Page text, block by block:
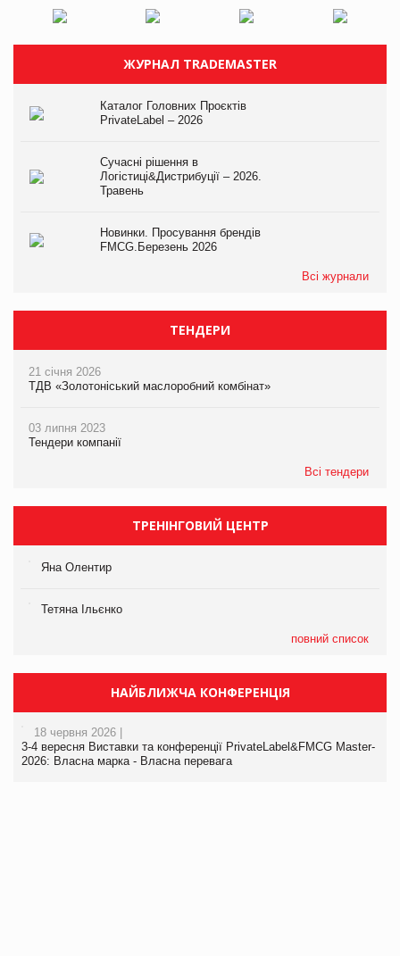
ЖУРНАЛ TRADEMASTER
Каталог Головних Проєктів
PrivateLabel – 2026
Сучасні рішення в
Логістиці&Дистрибуції – 2026.
Травень
Новинки. Просування брендів
FMCG.Березень 2026
Всі журнали
ТЕНДЕРИ
21 січня 2026
ТДВ «Золотоніський маслоробний комбінат»
03 липня 2023
Тендери компанії
Всі тендери
ТРЕНІНГОВИЙ ЦЕНТР
Яна Олентир
Тетяна Ільєнко
повний список
НАЙБЛИЖЧА КОНФЕРЕНЦІЯ
18 червня 2026 |
3-4 вересня Виставки та конференції PrivateLabel&FMCG Master-
2026: Власна марка - Власна перевага